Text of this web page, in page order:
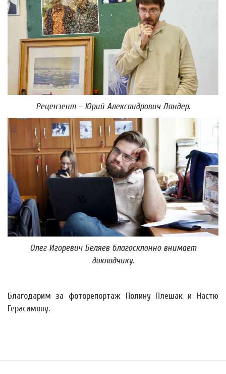
Рецензент – Юрий Александрович Ландер.
Олег Игоревич Беляев благосклонно внимает
докладчику.
Благодарим за фоторепортаж Полину Плешак и Настю
Герасимову.